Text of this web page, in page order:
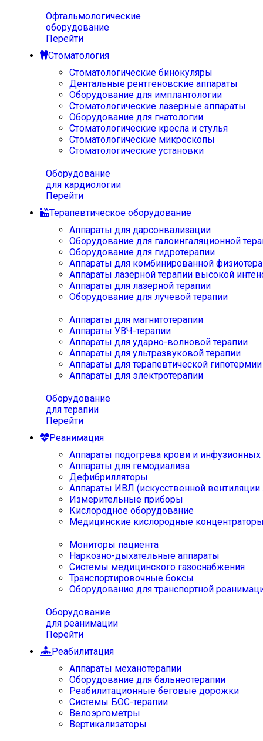
Офтальмологические
оборудование
Перейти
Стоматология
Стоматологические бинокуляры
Дентальные рентгеновские аппараты
Оборудование для имплантологии
Стоматологические лазерные аппараты
Оборудование для гнатологии
Стоматологические кресла и стулья
Стоматологические микроскопы
Стоматологические установки
Оборудование
для кардиологии
Перейти
Терапевтическое оборудование
Аппараты для дарсонвализации
Оборудование для галоингаляционной
Оборудование для гидротерапии
Аппараты для комбинированной
Аппараты лазерной терапии высокой
Аппараты для лазерной терапии
Оборудование для лучевой терапии
Аппараты для магнитотерапии
Аппараты УВЧ-терапии
Аппараты для ударно-волновой терапии
Аппараты для ультразвуковой терапии
Аппараты для терапевтической
Аппараты для электротерапии
Оборудование
для терапии
Перейти
Реанимация
Аппараты подогрева крови и инфузионных
Аппараты для гемодиализа
Дефибрилляторы
Аппараты ИВЛ (искусственной вентиляции
Измерительные приборы
Кислородное оборудование
Медицинские кислородные
Мониторы пациента
Наркозно-дыхательные аппараты
Системы медицинского газоснабжения
Транспортировочные боксы
Оборудование для транспортной
Оборудование
для реанимации
Перейти
Реабилитация
Аппараты механотерапии
Оборудование для бальнеотерапии
Реабилитационные беговые дорожки
Системы БОС-терапии
Велоэргометры
Вертикализаторы